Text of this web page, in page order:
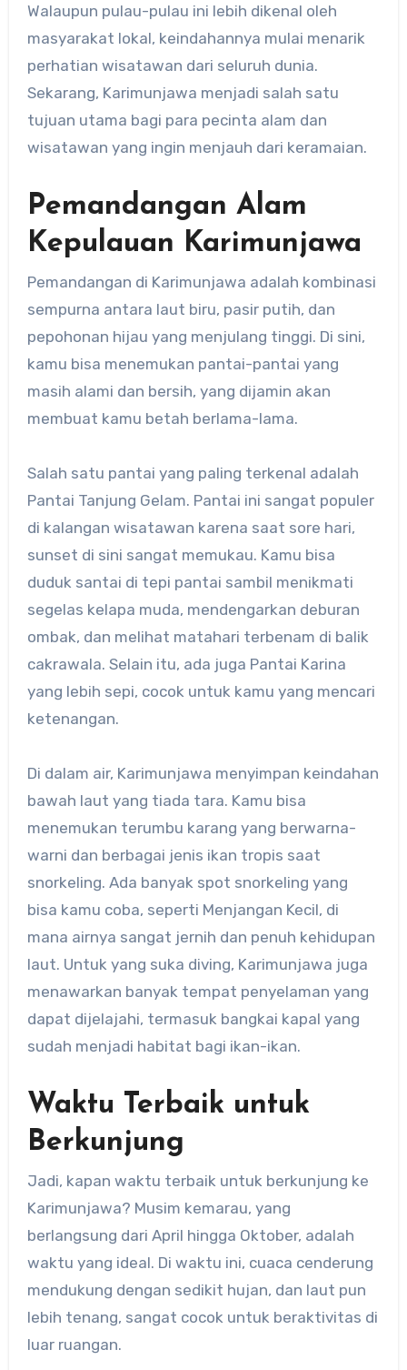
Walaupun pulau-pulau ini lebih dikenal oleh
masyarakat lokal, keindahannya mulai menarik
perhatian wisatawan dari seluruh dunia.
Sekarang, Karimunjawa menjadi salah satu
tujuan utama bagi para pecinta alam dan
wisatawan yang ingin menjauh dari keramaian.
Pemandangan Alam
Kepulauan Karimunjawa
Pemandangan di Karimunjawa adalah kombinasi
sempurna antara laut biru, pasir putih, dan
pepohonan hijau yang menjulang tinggi. Di sini,
kamu bisa menemukan pantai-pantai yang
masih alami dan bersih, yang dijamin akan
membuat kamu betah berlama-lama.
Salah satu pantai yang paling terkenal adalah
Pantai Tanjung Gelam. Pantai ini sangat populer
di kalangan wisatawan karena saat sore hari,
sunset di sini sangat memukau. Kamu bisa
duduk santai di tepi pantai sambil menikmati
segelas kelapa muda, mendengarkan deburan
ombak, dan melihat matahari terbenam di balik
cakrawala. Selain itu, ada juga Pantai Karina
yang lebih sepi, cocok untuk kamu yang mencari
ketenangan.
Di dalam air, Karimunjawa menyimpan keindahan
bawah laut yang tiada tara. Kamu bisa
menemukan terumbu karang yang berwarna-
warni dan berbagai jenis ikan tropis saat
snorkeling. Ada banyak spot snorkeling yang
bisa kamu coba, seperti Menjangan Kecil, di
mana airnya sangat jernih dan penuh kehidupan
laut. Untuk yang suka diving, Karimunjawa juga
menawarkan banyak tempat penyelaman yang
dapat dijelajahi, termasuk bangkai kapal yang
sudah menjadi habitat bagi ikan-ikan.
Waktu Terbaik untuk
Berkunjung
Jadi, kapan waktu terbaik untuk berkunjung ke
Karimunjawa? Musim kemarau, yang
berlangsung dari April hingga Oktober, adalah
waktu yang ideal. Di waktu ini, cuaca cenderung
mendukung dengan sedikit hujan, dan laut pun
lebih tenang, sangat cocok untuk beraktivitas di
luar ruangan.